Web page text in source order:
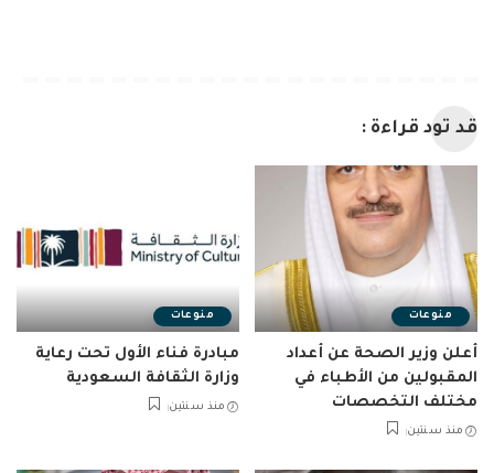
قد تود قراءة :
منوعات
أعلن وزير الصحة عن أعداد
المقبولين من الأطباء في
مختلف التخصصات
منذ سنتين
منوعات
مبادرة فناء الأول تحت رعاية
وزارة الثقافة السعودية
منذ سنتين